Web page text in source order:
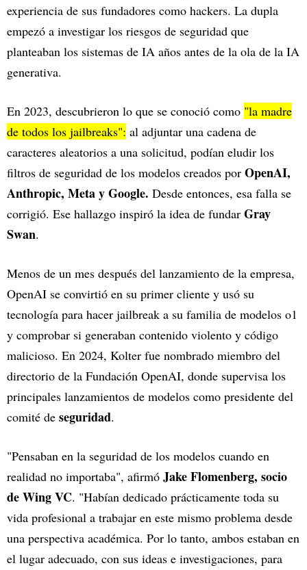
experiencia de sus fundadores como hackers. La dupla
empezó a investigar los riesgos de seguridad que
planteaban los sistemas de IA años antes de la ola de la IA
generativa.
En 2023, descubrieron lo que se conoció como "la madre
de todos los jailbreaks": al adjuntar una cadena de
caracteres aleatorios a una solicitud, podían eludir los
filtros de seguridad de los modelos creados por OpenAI,
Anthropic, Meta y Google. Desde entonces, esa falla se
corrigió. Ese hallazgo inspiró la idea de fundar Gray
Swan.
Menos de un mes después del lanzamiento de la empresa,
OpenAI se convirtió en su primer cliente y usó su
tecnología para hacer jailbreak a su familia de modelos o1
y comprobar si generaban contenido violento y código
malicioso. En 2024, Kolter fue nombrado miembro del
directorio de la Fundación OpenAI, donde supervisa los
principales lanzamientos de modelos como presidente del
comité de seguridad.
"Pensaban en la seguridad de los modelos cuando en
realidad no importaba", afirmó Jake Flomenberg, socio
de Wing VC. "Habían dedicado prácticamente toda su
vida profesional a trabajar en este mismo problema desde
una perspectiva académica. Por lo tanto, ambos estaban en
el lugar adecuado, con sus ideas e investigaciones, para